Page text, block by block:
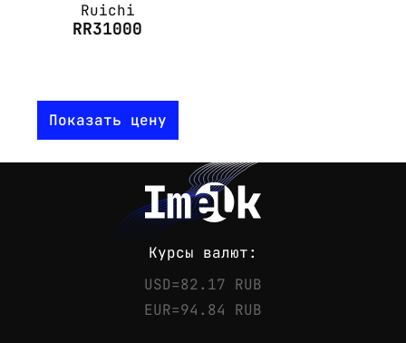
Ruichi
RR31000
Показать цену
Курсы валют:
USD=82.17 RUB
EUR=94.84 RUB